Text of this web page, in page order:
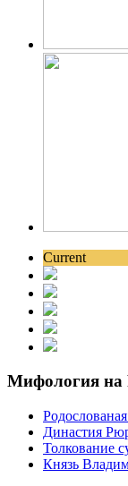
Current
Мифология на
Династия
Толкование
Князь